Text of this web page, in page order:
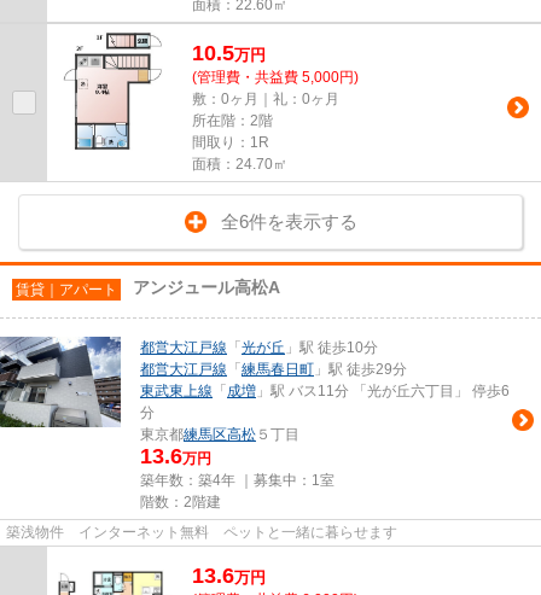
面積：22.60㎡
10.5万円
(管理費・共益費 5,000円)
敷：0ヶ月｜礼：0ヶ月
所在階：2階
間取り：1R
面積：24.70㎡
全6件を表示する
賃貸｜アパート アンジュール高松A
都営大江戸線 「 光が丘 」駅 徒歩10分
都営大江戸線 「 練馬春日町 」駅 徒歩29分
東武東上線 「 成増 」駅 バス11分 「光が丘六丁目」 停歩6
分
東京都練馬区高松 ５丁目
13.6万円
築年数：築4年 ｜募集中： 1室
階数：2階建
築浅物件 インターネット無料 ペットと一緒に暮らせます
13.6万円